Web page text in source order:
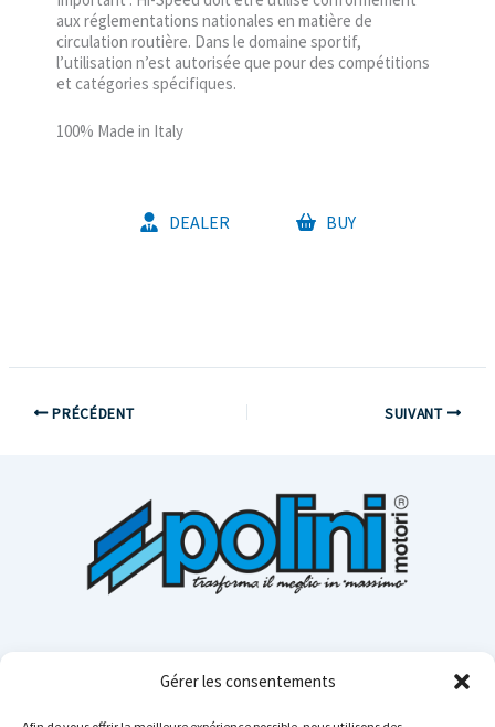
Gérer les consentements
aux réglementations nationales en matière de
circulation routière. Dans le domaine sportif,
l’utilisation n’est autorisée que pour des compétitions
et catégories spécifiques.
100% Made in Italy
DEALER BUY
PRÉCÉDENT SUIVANT